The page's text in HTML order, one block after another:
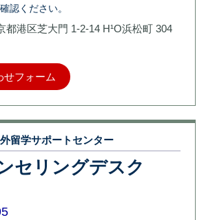
認ください。
港区芝大門 1-2-14 H¹O浜松町 304
せフォーム
留学サポートセンター
セリングデスク